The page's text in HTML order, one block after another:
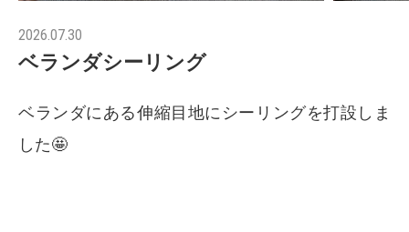
2026.07.30
ベランダシーリング
ベランダにある伸縮目地にシーリングを打設しま
した🤩